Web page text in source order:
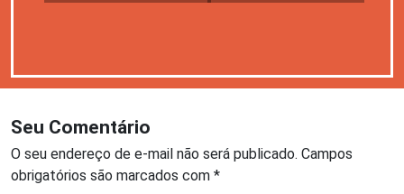
Seu Comentário
O seu endereço de e-mail não será publicado. Campos
obrigatórios são marcados com *